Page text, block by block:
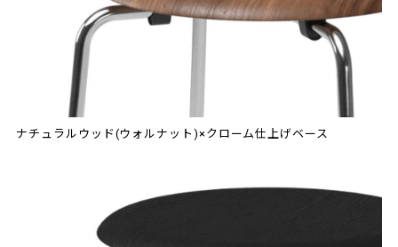
ナチュラルウッド(ウォルナット)×クローム仕上げベース